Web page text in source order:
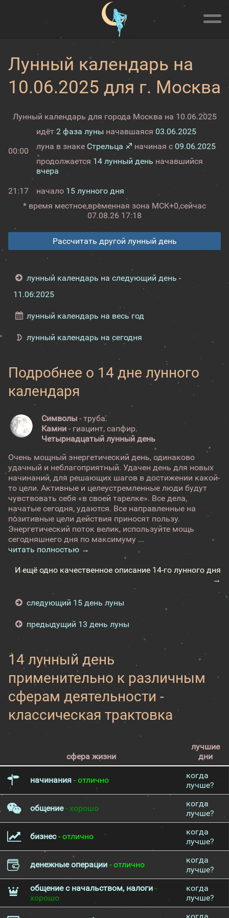
Лунный календарь на
10.06.2025 для г. Москва
Лунный календарь для города Москва на 10.06.2025
00:00
идёт2 фаза луны начавшаяся 03.06.2025
луна в знаке Стрельца ♐ начиная с 09.06.2025
продолжается 14 лунный день начавшийся
вчера
21:17 начало 15 лунного дня
* время местное,временная зона МСК+0,сейчас
07.08.26 17:18
Рассчитать другой лунный день
лунный календарь на следующий день -
11.06.2025
лунный календарь на весь год
лунный календарь на сегодня
Подробнее о 14 дне лунного
календаря
Символы - труба.
Камни - гиацинт, сапфир.
Четырнадцатый лунный день
Очень мощный энергетический день, одинаково
удачный и неблагоприятный. Удачен день для новых
начинаний, для решающих шагов в достижении какой-
то цели. Активные и целеустремленные люди будут
чувствовать себя «в своей тарелке». Все дела,
начатые сегодня, удаются. Все направленные на
позитивные цели действия приносят пользу.
Энергетический поток велик, используйте мощь
сегодняшнего дня по максимуму ...
читать полностью →
И ещё одно качественное описание 14-го лунного дня
→
следующий 15 день луны
предыдущий 13 день луны
14 лунный день
применительно к различным
сферам деятельности -
классическая трактовка
сфера жизни
лучшие
дни
начинания - отлично
когда
лучше?
общение- хорошо
когда
лучше?
бизнес- отлично
когда
лучше?
денежные операции - отлично
когда
лучше?
общение с начальством, налоги -
хорошо
когда
лучше?